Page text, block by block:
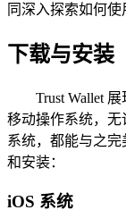
同深入探索如何使
下载与安装
Trust Wallet
移动操作系统，无
系统，都能与之
和安装：
iOS 系统